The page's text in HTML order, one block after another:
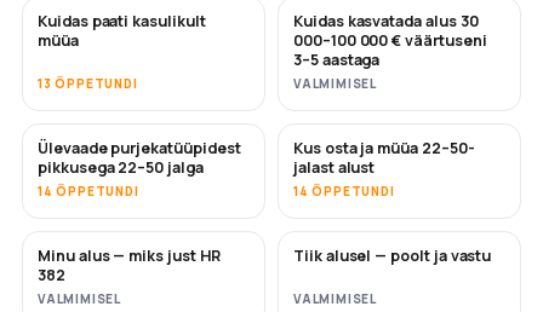
UUS
Kuidas paati kasulikult
müüa
13 ÕPPETUNDI
UUS
Kuidas kasvatada alus 30
000–100 000 € väärtuseni
3–5 aastaga
VALMIMISEL
TULEMAS
Ülevaade purjekatüüpidest
pikkusega 22–50 jalga
14 ÕPPETUNDI
TULEMAS
Kus osta ja müüa 22–50-
jalast alust
14 ÕPPETUNDI
TULEMAS
Minu alus — miks just HR
382
VALMIMISEL
TULEMAS
Tiik alusel — poolt ja vastu
VALMIMISEL